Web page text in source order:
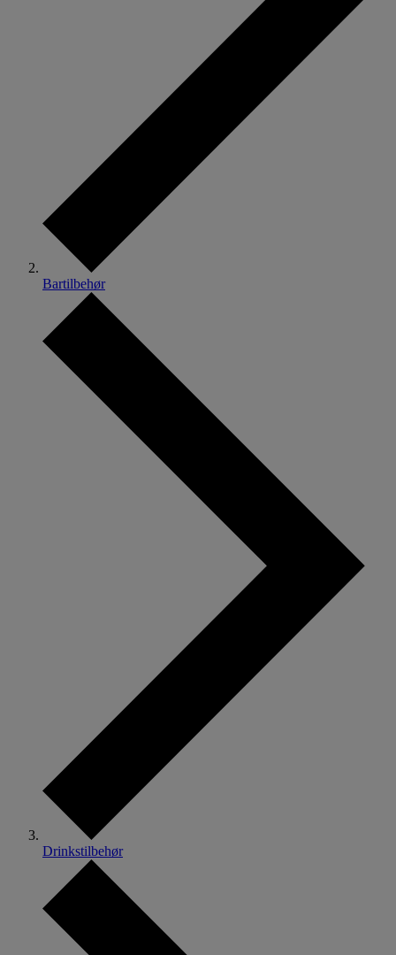
Bartilbehør
Drinkstilbehør